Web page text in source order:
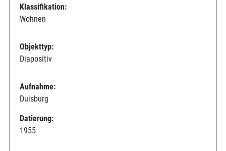
Klassifikation:
Wohnen
Objekttyp:
Diapositiv
Aufnahme:
Duisburg
Datierung:
1955